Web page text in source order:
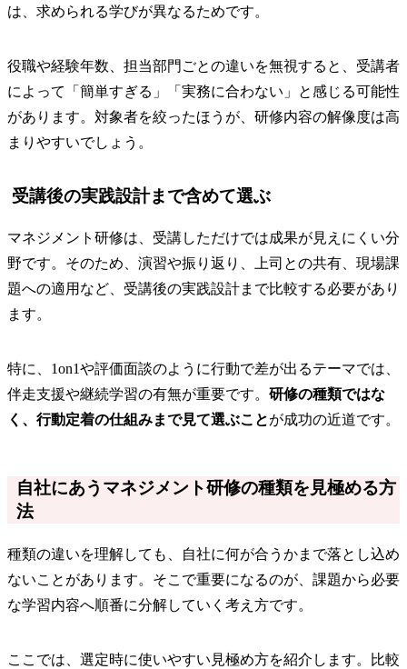
は、求められる学びが異なるためです。
役職や経験年数、担当部門ごとの違いを無視すると、受講者
によって「簡単すぎる」「実務に合わない」と感じる可能性
があります。対象者を絞ったほうが、研修内容の解像度は高
まりやすいでしょう。
受講後の実践設計まで含めて選ぶ
マネジメント研修は、受講しただけでは成果が見えにくい分
野です。そのため、演習や振り返り、上司との共有、現場課
題への適用など、受講後の実践設計まで比較する必要があり
ます。
特に、1on1や評価面談のように行動で差が出るテーマでは、
伴走支援や継続学習の有無が重要です。 研修の種類ではな
く、行動定着の仕組みまで見て選ぶことが成功の近道です。
自社にあうマネジメント研修の種類を見極める方
法
種類の違いを理解しても、自社に何が合うかまで落とし込め
ないことがあります。そこで重要になるのが、課題から必要
な学習内容へ順番に分解していく考え方です。
ここでは、選定時に使いやすい見極め方を紹介します。比較